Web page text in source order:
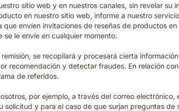
sitio web y en nuestros canales, sin revelar
en nuestro sitio web, informe a nuestro
envíen invitaciones de reseñas de productos
se le envíe en cualquier momento.
se recopilará y procesará cierta
recomendación y detectar fraudes. En relación
de referidos.
por ejemplo, a través del correo
solicitud y para el caso de que surjan preguntas